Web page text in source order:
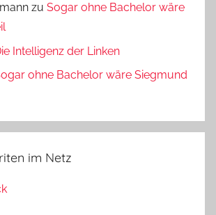
zu Sogar ohne Bachelor wäre
Intelligenz der Linken
ohne Bachelor wäre Siegmund
im Netz